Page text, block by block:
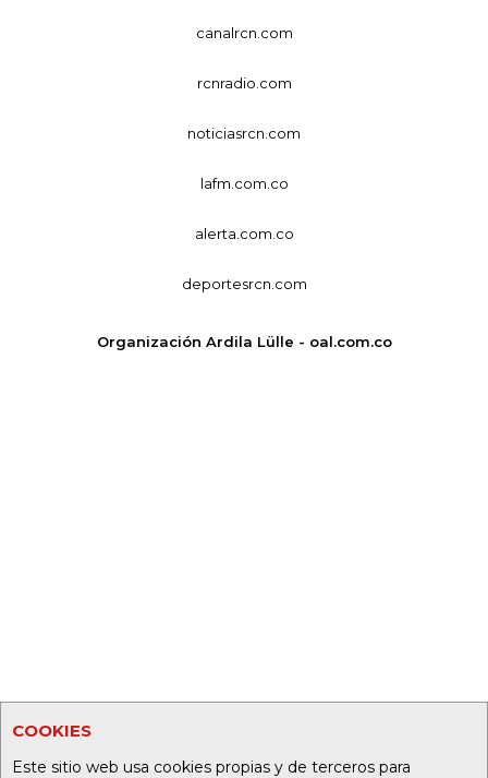
COOKIES
Este sitio web usa cookies propias y de terceros para
canalrcn.com
rcnradio.com
noticiasrcn.com
lafm.com.co
alerta.com.co
deportesrcn.com
Organización Ardila Lülle - oal.com.co